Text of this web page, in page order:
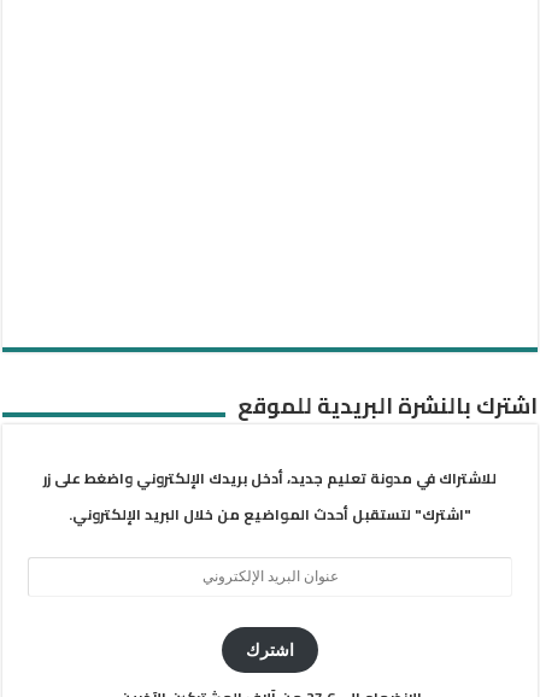
اشترك بالنشرة البريدية للموقع
للاشتراك في مدونة تعليم جديد، أدخل بريدك الإلكتروني واضغط على زر
"اشترك" لتستقبل أحدث المواضيع من خلال البريد الإلكتروني.
اشترك